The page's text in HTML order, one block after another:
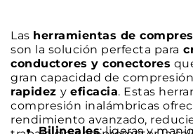
Las herramientas de
son la solución perfecta para
conductores y conectores
gran capacidad de
rapidez y eficacia. Estas
compresión inalámbricas
rendimiento avanzado,
Bilineales: ligeras y